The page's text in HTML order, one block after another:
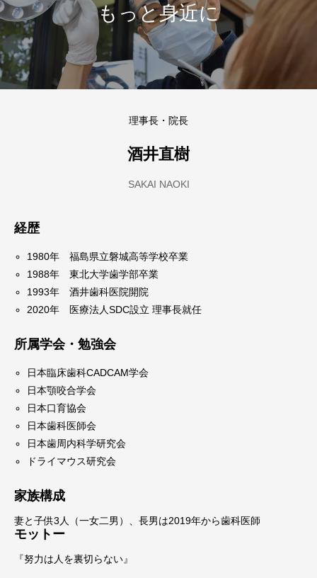
もっと身近に
理事長・院長
酒井直樹
SAKAI NAOKI
経歴
1980年 福島県立磐城高等学校卒業
1988年 東北大学歯学部卒業
1993年 酒井歯科医院開院
2020年 医療法人SDC設立 理事長就任
所属学会・勉強会
日本臨床歯科CADCAM学会
日本顎咬合学会
日本口育協会
日本歯科医師会
日本歯周内科学研究会
ドライマウス研究会
家族構成
妻と子供3人（一女二男）、長男は2019年から歯科医師
モットー
『努力は人を裏切らない』